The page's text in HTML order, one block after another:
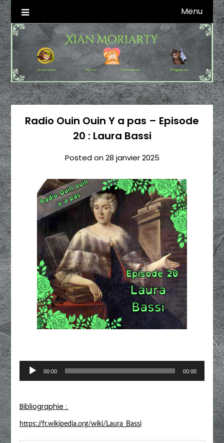
Skip
to
content
Xian Moriarty
Autrice SFFF & Blogueuse & Streameuse Menu
Radio Ouin Ouin Y a pas – Episode
20 : Laura Bassi
Posted on28 janvier 2025
Lecteur
audio
00:00 00:00
Bibliographie :
https://fr.wikipedia.org/wiki/Laura_Bassi